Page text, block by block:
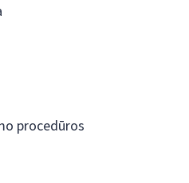
procedūros